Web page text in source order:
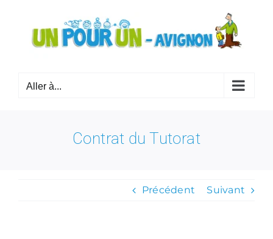
contenu
Aller à...
Contrat du Tutorat
Précédent Suivant